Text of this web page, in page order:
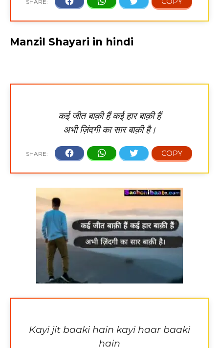
Manzil Shayari in hindi
कई जीत बाक़ी हैं कई हार बाक़ी हैं
अभी ज़िंदगी का सार बाक़ी है।
Kayi jit baaki hain kayi haar baaki
hain